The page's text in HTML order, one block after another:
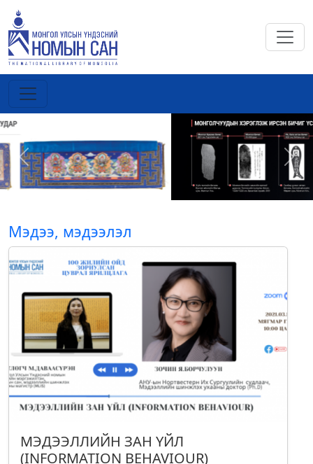
Previous Next
Мэдээ, мэдээлэл
МЭДЭЭЛЛИЙН ЗАН ҮЙЛ
(INFORMATION BEHAVIOUR)